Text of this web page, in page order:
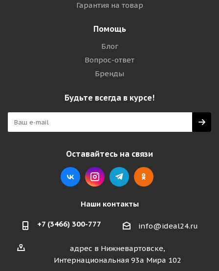
Гарантия на товар
Помощь
Блог
Вопрос-ответ
Бренды
Будьте всегда в курсе!
Оставайтесь на связи
Наши контакты
+7 (3466) 300-777 info@ideal24.ru
адрес в Нижневартовске,
Интернациональная 93а Мира 102